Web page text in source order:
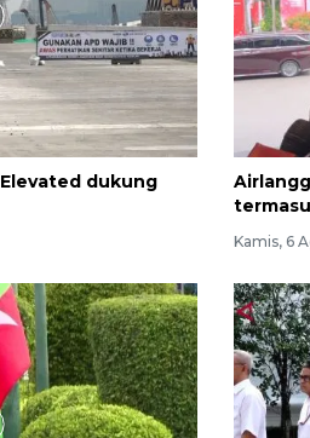
Elevated dukung
Kamis, 6
3